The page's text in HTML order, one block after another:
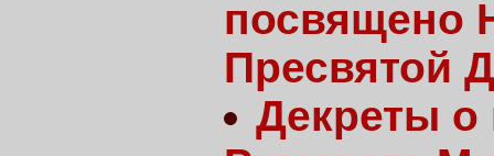
посвящено
Пресвятой
Декреты о